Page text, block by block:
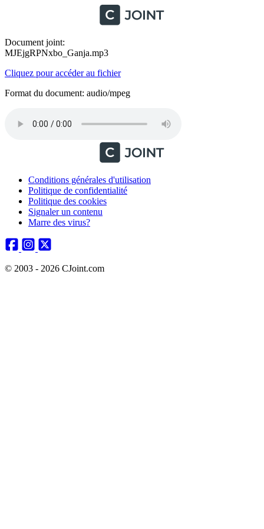
Document joint:
MJEjgRPNxbo_Ganja.mp3
Cliquez pour accéder au fichier
Format du document: audio/mpeg
Conditions générales d'utilisation
Politique de confidentialité
Politique des cookies
Signaler un contenu
Marre des virus?
© 2003 - 2026 CJoint.com